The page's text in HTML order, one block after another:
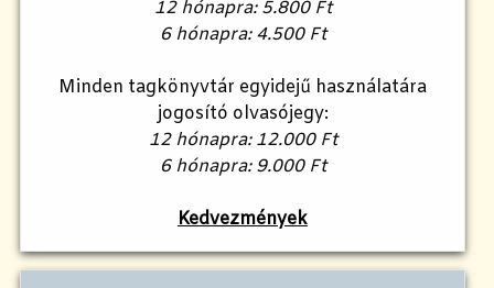
12 hónapra: 5.800 Ft
6 hónapra: 4.500 Ft
Minden tagkönyvtár egyidejű használatára
jogosító olvasójegy:
12 hónapra: 12.000 Ft
6 hónapra: 9.000 Ft
Kedvezmények